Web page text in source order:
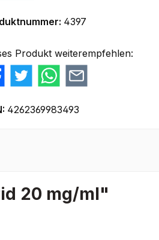
4397
Produkt weiterempfehlen:
4262369983493
20 mg/ml"